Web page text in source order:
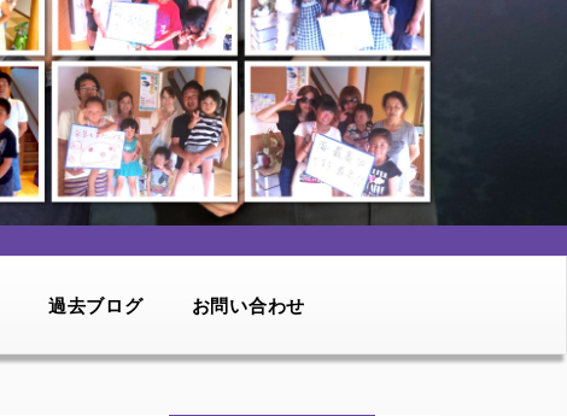
過去ブログ お問い合わせ